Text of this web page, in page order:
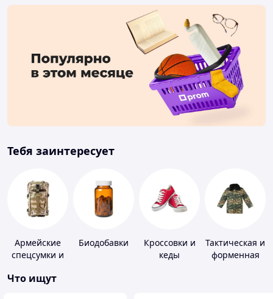
Тебя заинтересует
Армейские
спецсумки и
Биодобавки
Кроссовки и
кеды
Тактическая и
форменная
Что ищут